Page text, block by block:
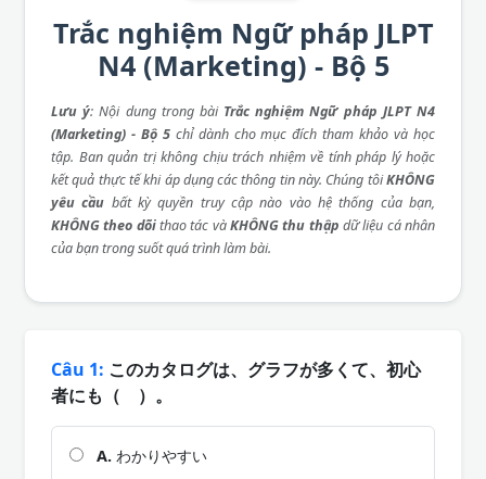
Trắc nghiệm Ngữ pháp JLPT
N4 (Marketing) - Bộ 5
Lưu ý: Nội dung trong bài Trắc nghiệm Ngữ pháp JLPT N4
(Marketing) - Bộ 5chỉ dành cho mục đích tham khảo và học
tập. Ban quản trị không chịu trách nhiệm về tính pháp lý hoặc
kết quả thực tế khi áp dụng các thông tin này. Chúng tôiKHÔNG
yêu cầu bất kỳ quyền truy cập nào vào hệ thống của bạn,
KHÔNG theo dõithao tác vàKHÔNG thu thập dữ liệu cá nhân
của bạn trong suốt quá trình làm bài.
Câu 1: このカタログは、グラフが多くて、初心
者にも（ ）。
A. わかりやすい